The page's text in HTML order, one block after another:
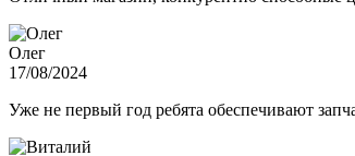
Олег
17/08/2024
Уже не первый год ребята обеспечивают